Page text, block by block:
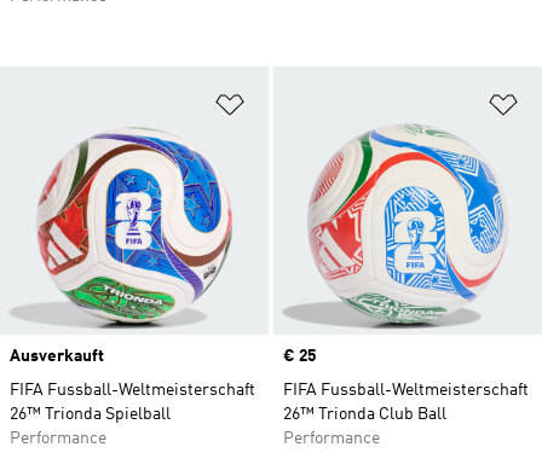
Ausverkauft
FIFA Fussball-Weltmeisterschaft
26™ Trionda Spielball
Performance
Price
€ 25
FIFA Fussball-Weltmeisterschaft
26™ Trionda Club Ball
Performance